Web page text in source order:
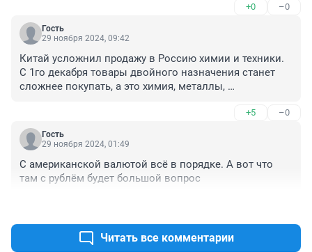
пассажиров, что все хорошо, но пассажиры уже видят
стремительно приближающуюся землю.
Спецоперация штука очень дорогая, а с учетом уровня
достаточно 40-50 US Dollar / BBL в течение года после
20 января (а у Трампа все шансы этого достичь) и все
- дальше 2-3-хзначная инфляция, заморозка вкладов,
билбордах большим красным шрифтом цифра будет
расти чуть ли ни каждый день. В Библии есть очень
мудрый совет, которым пренебрегли чуть более 1000
дней назад: Ибо кто из вас, желая построить башню,
видящие не стали смеяться над ним, говоря: «этот
человек начал строить и не мог окончить?»
+0 –0
Гость
29 ноября 2024, 09:42
Китай усложнил продажу в Россию химии и техники.
С 1го декабря товары двойного назначения станет
сложнее покупать, а это химия, металлы,
+5 –0
Гость
29 ноября 2024, 01:49
С американской валютой всё в порядке. А вот что
там с рублём будет большой вопрос
Читать все комментарии